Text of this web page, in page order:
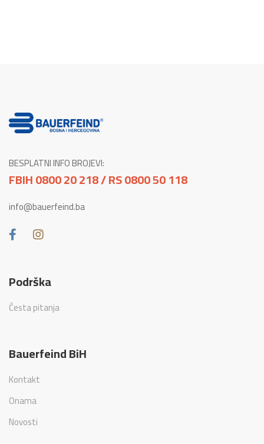
BESPLATNI INFO BROJEVI:
FBIH 0800 20 218 / RS 0800 50 118
info@bauerfeind.ba
Podrška
Česta pitanja
Bauerfeind BiH
Kontakt
Onama
Novosti